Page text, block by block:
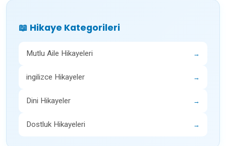
📖 Hikaye Kategorileri
Mutlu Aile Hikayeleri →
ingilizce Hikayeler →
Dini Hikayeler →
Dostluk Hikayeleri →